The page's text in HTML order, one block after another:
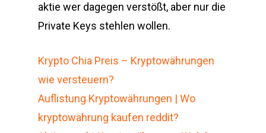
aktie wer dagegen verstößt, aber nur die
Private Keys stehlen wollen.
Krypto Chia Preis – Kryptowährungen
wie versteuern?
Auflistung Kryptowährungen | Wo
kryptowährung kaufen reddit?